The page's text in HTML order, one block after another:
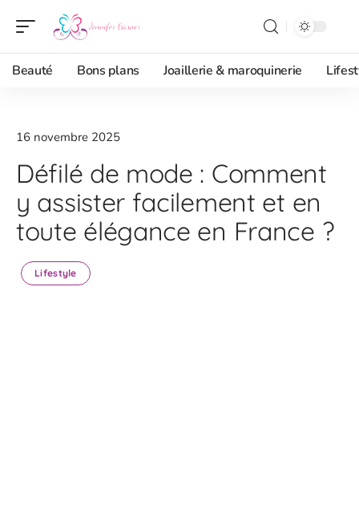
Beauté Bons plans Joaillerie & maroquinerie
16 novembre 2025
Défilé de mode : Comment
y assister facilement et en
toute élégance en France ?
Lifestyle